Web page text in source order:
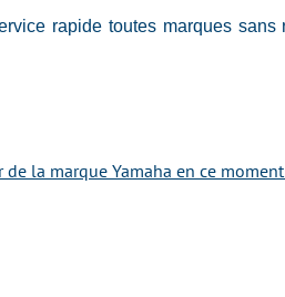
rapide toutes marques
la marque Yamaha en ce